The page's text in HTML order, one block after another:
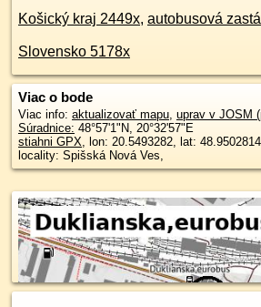
Košický kraj 2449x, autobusová
Slovensko 5178x
Viac o bode
Viac info: aktualizovať mapu, uprav v JOSM
Súradnice: 48°57'1"N, 20°32'57"E
stiahni GPX, lon: 20.5493282, lat:
locality: Spišská Nová Ves,